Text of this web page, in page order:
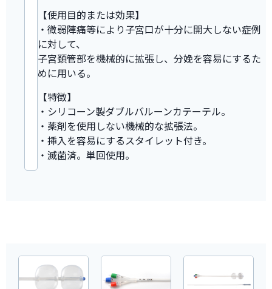
【使用目的または効果】
・微弱陣痛等により子宮口が十分に開大しない症例
に対して、
子宮頚管部を機械的に拡張し、分娩を容易にするた
めに用いる。
【特徴】
・シリコーン製ダブルバルーンカテーテル。
・薬剤を使用しない機械的な拡張法。
・挿入を容易にするスタイレット付き。
・滅菌済。単回使用。